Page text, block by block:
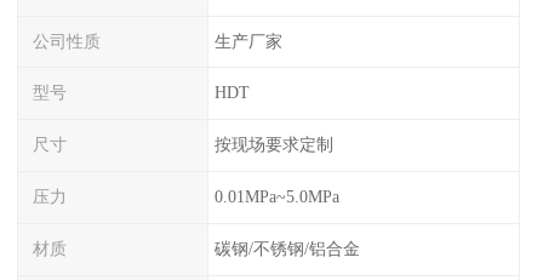
公司性质 生产厂家
型号 HDT
尺寸 按现场要求定制
压力 0.01MPa~5.0MPa
材质 碳钢/不锈钢/铝合金